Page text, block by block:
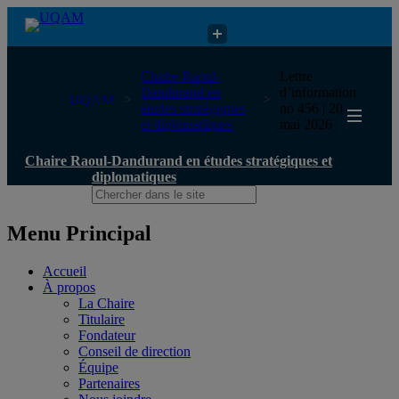
Chaire Raoul-Dandurand en études stratégiques et diplomatiques
UQAM
Chaire Raoul-
Dandurand en
études stratégiques
et diplomatiques
Lettre
d’information
no 456 | 20
mai 2026
Chaire Raoul-Dandurand en études stratégiques et
diplomatiques
Menu Principal
Accueil
À propos
La Chaire
Titulaire
Fondateur
Conseil de direction
Équipe
Partenaires